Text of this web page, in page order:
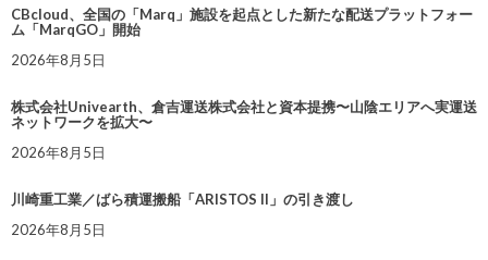
CBcloud、全国の「Marq」施設を起点とした新たな配送プラットフォー
ム「MarqGO」開始
2026年8月5日
株式会社Univearth、倉吉運送株式会社と資本提携〜山陰エリアへ実運送
ネットワークを拡大〜
2026年8月5日
川崎重工業／ばら積運搬船「ARISTOS II」の引き渡し
2026年8月5日